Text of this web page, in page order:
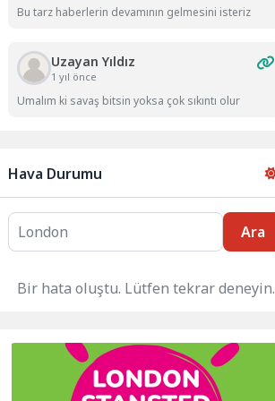
Bu tarz haberlerin devamının gelmesini isteriz
Uzayan Yıldız
1 yıl önce
Umalım ki savaş bitsin yoksa çok sıkıntı olur
Hava Durumu
Ara
Bir hata oluştu. Lütfen tekrar deneyin.